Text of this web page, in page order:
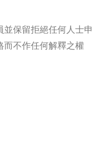
保留拒絕任何人士申
而不作任何解釋之權